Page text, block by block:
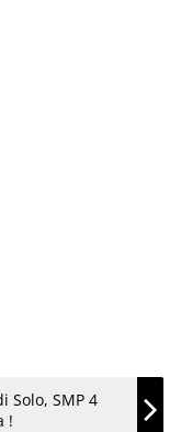
Solo, SMP 4
!